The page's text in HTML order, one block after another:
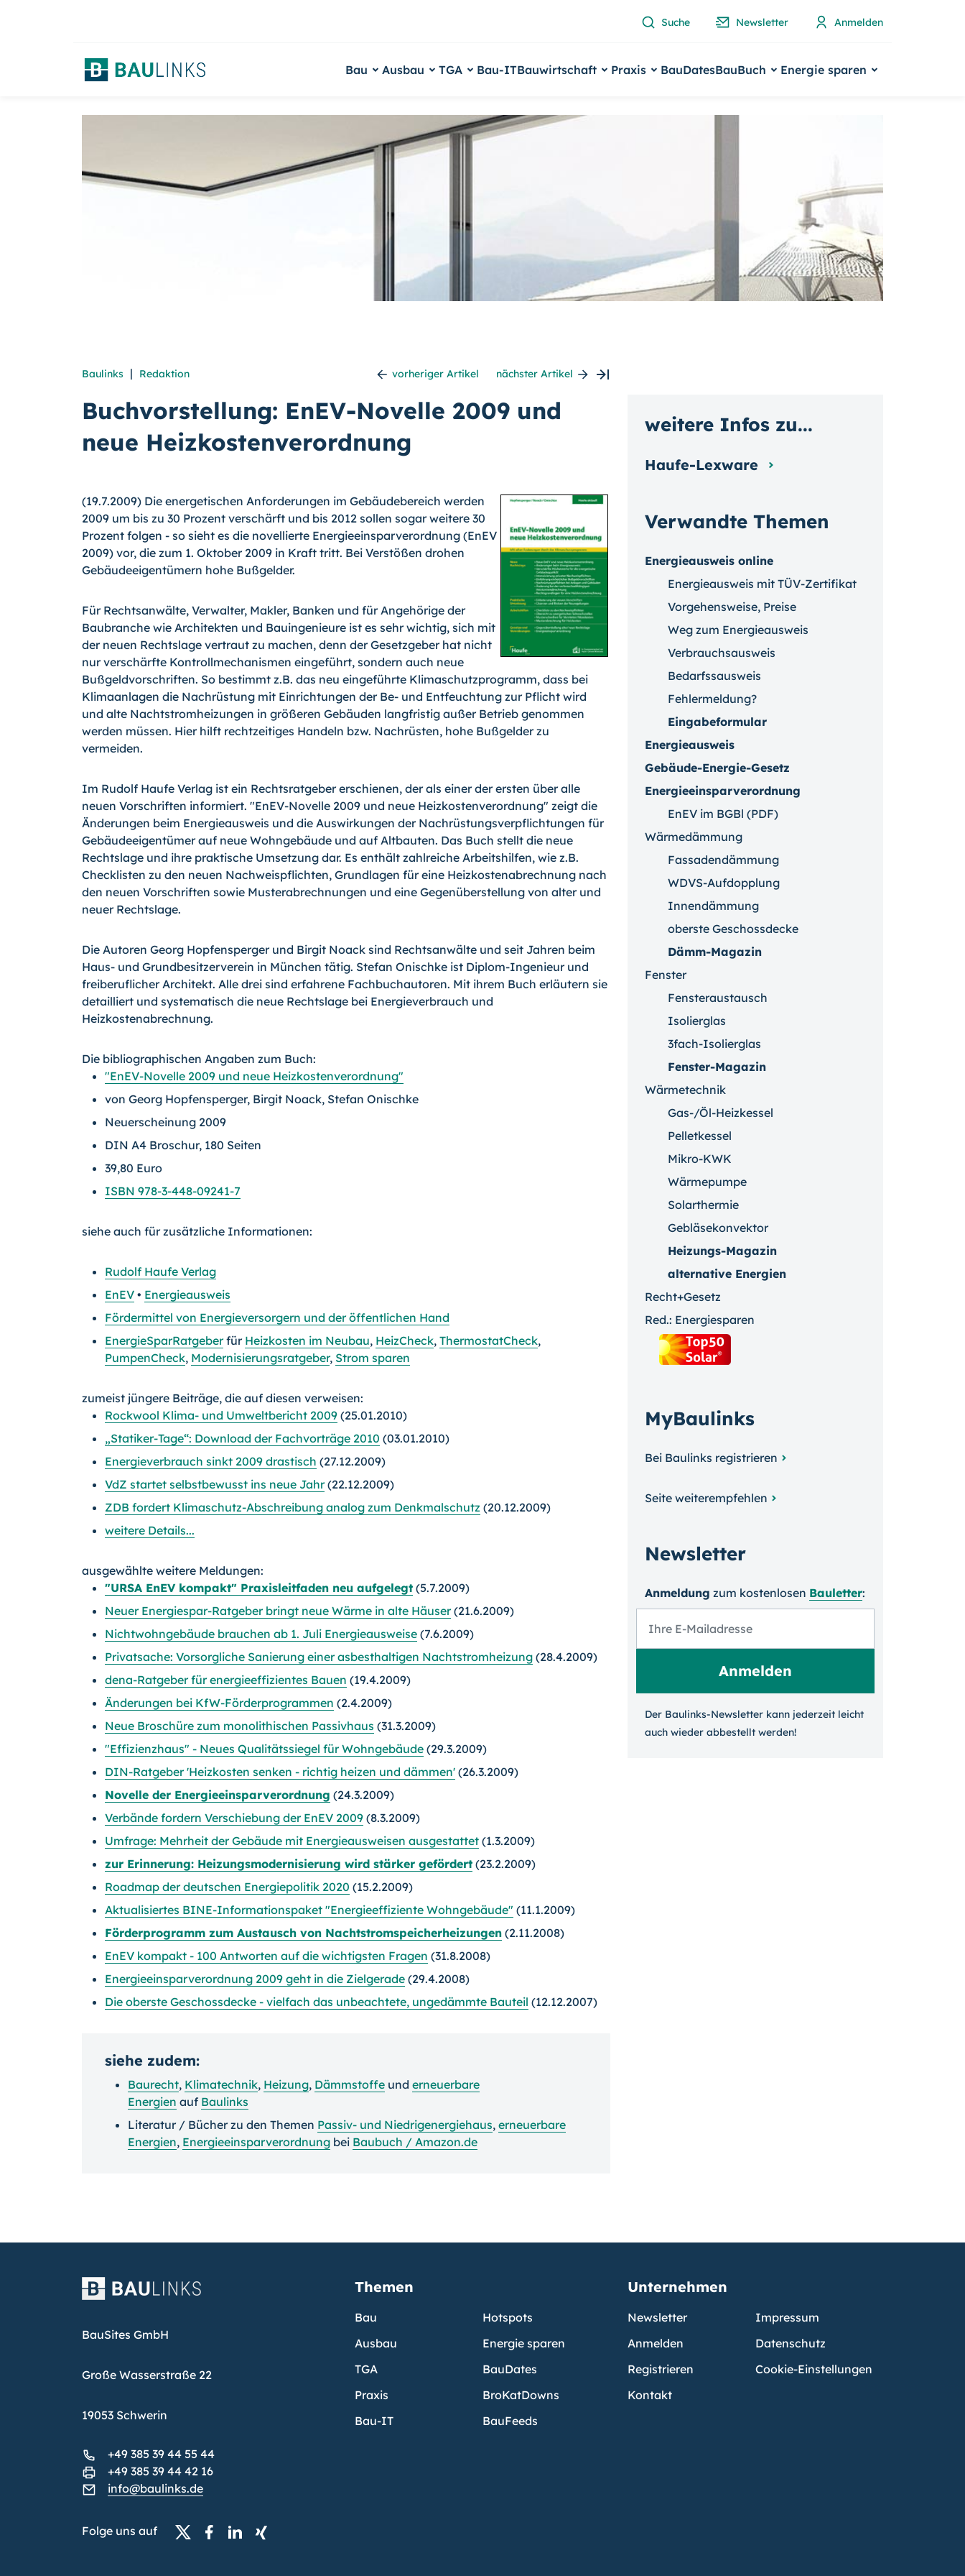
Suche Newsletter Anmelden
Bau Ausbau TGA Bau-ITBauwirtschaft Praxis BauDatesBauBuch Energie sparen
Baulinks | Redaktion vorheriger Artikel nächster Artikel
Buchvorstellung: EnEV-Novelle 2009 und
neue Heizkostenverordnung
(19.7.2009) Die energetischen Anforderungen im Gebäudebereich werden
2009 um bis zu 30 Prozent verschärft und bis 2012 sollen sogar weitere 30
Prozent folgen - so sieht es die novellierte Energieeinsparverordnung (EnEV
2009) vor, die zum 1. Oktober 2009 in Kraft tritt. Bei Verstößen drohen
Gebäudeeigentümern hohe Bußgelder.
Für Rechtsanwälte, Verwalter, Makler, Banken und für Angehörige der
Baubranche wie Architekten und Bauingenieure ist es sehr wichtig, sich mit
der neuen Rechtslage vertraut zu machen, denn der Gesetzgeber hat nicht
nur verschärfte Kontrollmechanismen eingeführt, sondern auch neue
Bußgeldvorschriften. So bestimmt z.B. das neu eingeführte Klimaschutzprogramm, dass bei
Klimaanlagen die Nachrüstung mit Einrichtungen der Be- und Entfeuchtung zur Pflicht wird
und alte Nachtstromheizungen in größeren Gebäuden langfristig außer Betrieb genommen
werden müssen. Hier hilft rechtzeitiges Handeln bzw. Nachrüsten, hohe Bußgelder zu
vermeiden.
Im Rudolf Haufe Verlag ist ein Rechtsratgeber erschienen, der als einer der ersten über alle
neuen Vorschriften informiert. "EnEV-Novelle 2009 und neue Heizkostenverordnung" zeigt die
Änderungen beim Energieausweis und die Auswirkungen der Nachrüstungsverpflichtungen für
Gebäudeeigentümer auf neue Wohngebäude und auf Altbauten. Das Buch stellt die neue
Rechtslage und ihre praktische Umsetzung dar. Es enthält zahlreiche Arbeitshilfen, wie z.B.
Checklisten zu den neuen Nachweispflichten, Grundlagen für eine Heizkostenabrechnung nach
den neuen Vorschriften sowie Musterabrechnungen und eine Gegenüberstellung von alter und
neuer Rechtslage.
Die Autoren Georg Hopfensperger und Birgit Noack sind Rechtsanwälte und seit Jahren beim
Haus- und Grundbesitzerverein in München tätig. Stefan Onischke ist Diplom-Ingenieur und
freiberuflicher Architekt. Alle drei sind erfahrene Fachbuchautoren. Mit ihrem Buch erläutern sie
detailliert und systematisch die neue Rechtslage bei Energieverbrauch und
Heizkostenabrechnung.
Die bibliographischen Angaben zum Buch:
"EnEV-Novelle 2009 und neue Heizkostenverordnung"
von Georg Hopfensperger, Birgit Noack, Stefan Onischke
Neuerscheinung 2009
DIN A4 Broschur, 180 Seiten
39,80 Euro
ISBN 978-3-448-09241-7
siehe auch für zusätzliche Informationen:
Rudolf Haufe Verlag
EnEV • Energieausweis
Fördermittel von Energieversorgern und der öffentlichen Hand
EnergieSparRatgeberfür Heizkosten im Neubau, HeizCheck, ThermostatCheck,
PumpenCheck, Modernisierungsratgeber, Strom sparen
zumeist jüngere Beiträge, die auf diesen verweisen:
Rockwool Klima- und Umweltbericht 2009 (25.01.2010)
„Statiker-Tage“: Download der Fachvorträge 2010 (03.01.2010)
Energieverbrauch sinkt 2009 drastisch (27.12.2009)
VdZ startet selbstbewusst ins neue Jahr(22.12.2009)
ZDB fordert Klimaschutz-Abschreibung analog zum Denkmalschutz (20.12.2009)
weitere Details...
ausgewählte weitere Meldungen:
"URSA EnEV kompakt" Praxisleitfaden neu aufgelegt (5.7.2009)
Neuer Energiespar-Ratgeber bringt neue Wärme in alte Häuser(21.6.2009)
Nichtwohngebäude brauchen ab 1. Juli Energieausweise (7.6.2009)
Privatsache: Vorsorgliche Sanierung einer asbesthaltigen Nachtstromheizung (28.4.2009)
dena-Ratgeber für energieeffizientes Bauen (19.4.2009)
Änderungen bei KfW-Förderprogrammen (2.4.2009)
Neue Broschüre zum monolithischen Passivhaus (31.3.2009)
"Effizienzhaus" - Neues Qualitätssiegel für Wohngebäude (29.3.2009)
DIN-Ratgeber 'Heizkosten senken - richtig heizen und dämmen' (26.3.2009)
Novelle der Energieeinsparverordnung (24.3.2009)
Verbände fordern Verschiebung der EnEV 2009 (8.3.2009)
Umfrage: Mehrheit der Gebäude mit Energieausweisen ausgestattet (1.3.2009)
zur Erinnerung: Heizungsmodernisierung wird stärker gefördert (23.2.2009)
Roadmap der deutschen Energiepolitik 2020 (15.2.2009)
Aktualisiertes BINE-Informationspaket "Energieeffiziente Wohngebäude" (11.1.2009)
Förderprogramm zum Austausch von Nachtstromspeicherheizungen (2.11.2008)
EnEV kompakt - 100 Antworten auf die wichtigsten Fragen (31.8.2008)
Energieeinsparverordnung 2009 geht in die Zielgerade (29.4.2008)
Die oberste Geschossdecke - vielfach das unbeachtete, ungedämmte Bauteil (12.12.2007)
siehe zudem:
Baurecht, Klimatechnik, Heizung, Dämmstoffe und erneuerbare
Energien auf Baulinks
Literatur / Bücher zu den Themen Passiv- und Niedrigenergiehaus, erneuerbare
Energien, Energieeinsparverordnung bei Baubuch / Amazon.de
Verwandte Themen
Energieausweis online
Energieausweis mit TÜV-Zertifikat
Vorgehensweise, Preise
Weg zum Energieausweis
Verbrauchsausweis
Bedarfssausweis
Fehlermeldung?
Eingabeformular
Energieausweis
Gebäude-Energie-Gesetz
Energieeinsparverordnung
EnEV im BGBl (PDF)
Wärmedämmung
Fassadendämmung
WDVS-Aufdopplung
Innendämmung
oberste Geschossdecke
Dämm-Magazin
Fenster
Fensteraustausch
Isolierglas
3fach-Isolierglas
Fenster-Magazin
Wärmetechnik
Gas-/Öl-Heizkessel
Pelletkessel
Mikro-KWK
Wärmepumpe
Solarthermie
Gebläsekonvektor
Heizungs-Magazin
alternative Energien
Recht+Gesetz
Red.: Energiesparen
MyBaulinks
Bei Baulinks registrieren
Seite weiterempfehlen
Newsletter
Anmeldung zum kosten­losen Bauletter:
Der Baulinks-Newsletter kann jeder­zeit leicht
auch wieder ab­bestellt werden!
weitere Infos zu...
Haufe-Lexware
BauSites GmbH
Große Wasserstraße 22
19053 Schwerin
+49 385 39 44 55 44
+49 385 39 44 42 16
info@baulinks.de
Folge uns auf
Themen
Bau
Ausbau
TGA
Praxis
Bau-IT
Hotspots
Energie sparen
BauDates
BroKatDowns
BauFeeds
Unternehmen
Newsletter
Anmelden
Registrieren
Kontakt
Impressum
Datenschutz
Cookie-Einstellungen